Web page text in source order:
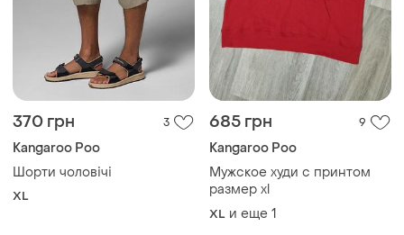
370 грн 3
Kangaroo Poo
Шорти чоловічі
XL
685 грн 9
Kangaroo Poo
Мужское худи с принтом
размер xl
XL и еще 1